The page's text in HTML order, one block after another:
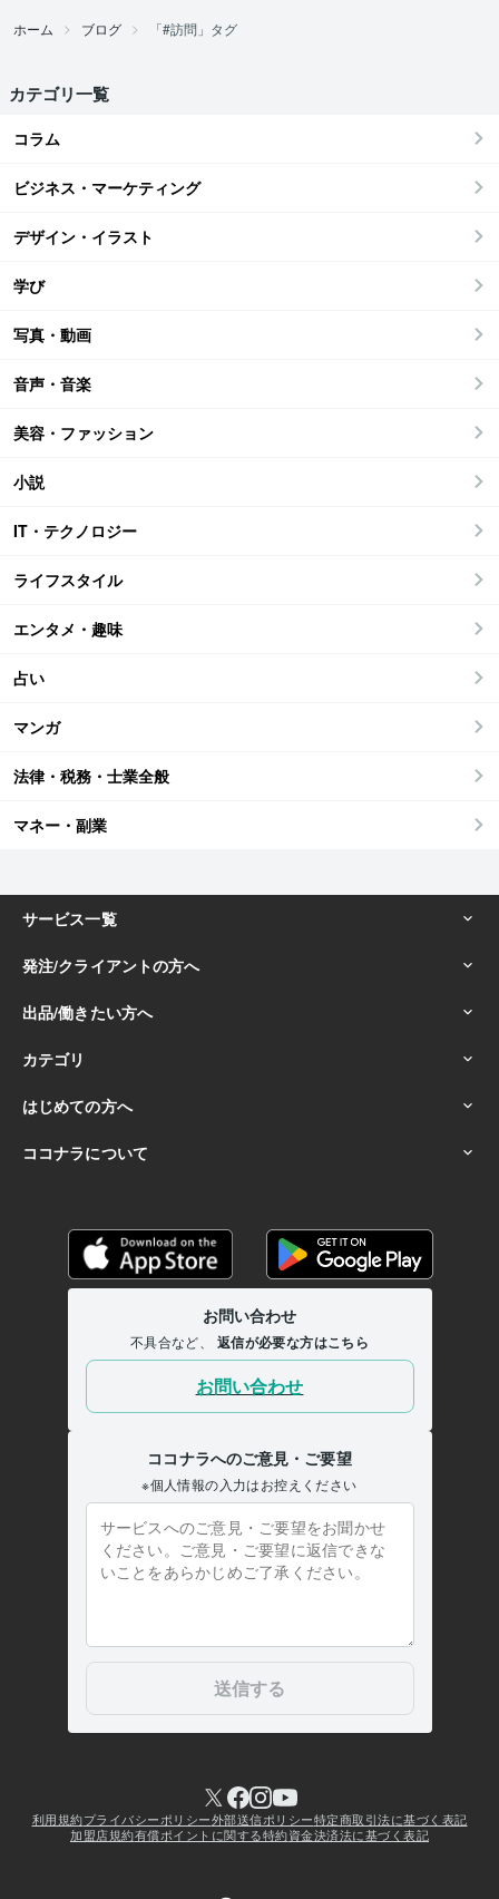
ホーム ブログ 「#訪問」タグ
カテゴリ一覧
コラム
ビジネス・マーケティング
デザイン・イラスト
学び
写真・動画
音声・音楽
美容・ファッション
小説
IT・テクノロジー
ライフスタイル
エンタメ・趣味
占い
マンガ
法律・税務・士業全般
マネー・副業